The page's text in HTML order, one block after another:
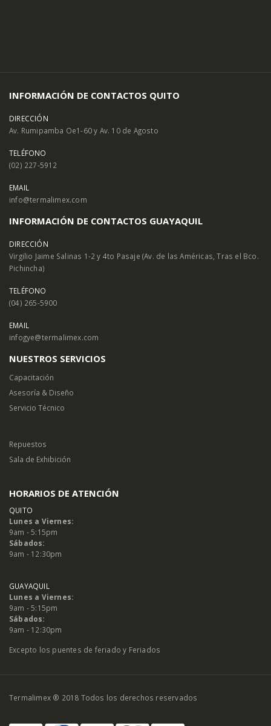
INFORMACIÓN DE CONTACTOS QUITO
DIRECCIÓN
Av. Rumipamba Oe1-60 y Av. 10 de Agosto
TELÉFONO
(02) 227-5912
EMAIL
info@termalimex.com
INFORMACIÓN DE CONTACTOS GUAYAQUIL
DIRECCIÓN
Virgilio Jaime Salinas 1-2 y 4to Pasaje (Av. de las Américas, Tras el Bco.
Pichincha)
TELÉFONO
(04) 265-5900
EMAIL
infogye@termalimex.com
NUESTROS SERVICIOS
Capacitación
Asesoría & Diseño
Servicio Técnico
Repuestos
Sala de Exhibición
HORARIOS DE ATENCIÓN
QUITO
Lunes a Viernes:
9am - 5:15pm
Sábados:
9am - 12:30pm
GUAYAQUIL
Lunes a Viernes:
9am - 5:15pm
Sábados:
9am - 12:30pm
Excepto los puentes de feriado y Feriados
Termalimex ® 2018 Todos los derechos reservados